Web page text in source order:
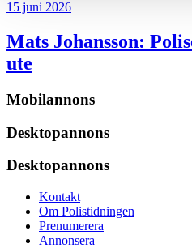
15 juni 2026
Mats Johansson:
ute
Mobilannons
Desktopannons
Desktopannons
Kontakt
Om Polistidningen
Prenumerera
Annonsera